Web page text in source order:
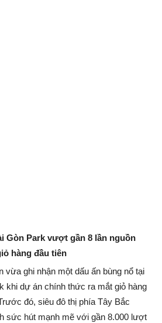
Gòn Park vượt gần 8 lần nguồn
hàng đầu tiên
vừa ghi nhận một dấu ấn bùng nổ tại
khi dự án chính thức ra mắt giỏ hàng
đó, siêu đô thị phía Tây Bắc
sức hút mạnh mẽ với gần 8.000 lượt